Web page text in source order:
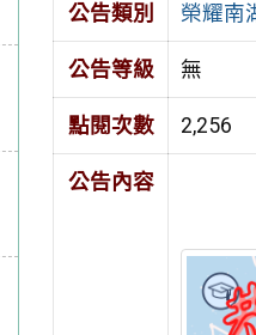
公告類別 榮耀南
公告等級 無
點閱次數 2,256
公告內容